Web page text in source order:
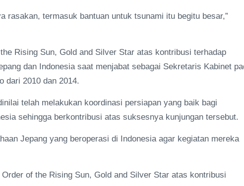
rasakan, termasuk bantuan untuk tsunami itu begitu besar,”
Rising Sun, Gold and Silver Star atas kontribusi terhadap
dan Indonesia saat menjabat sebagai Sekretaris Kabinet
dari 2010 dan 2014.
telah melakukan koordinasi persiapan yang baik bagi
sehingga berkontribusi atas suksesnya kunjungan tersebut.
Jepang yang beroperasi di Indonesia agar kegiatan mereka
of the Rising Sun, Gold and Silver Star atas kontribusi